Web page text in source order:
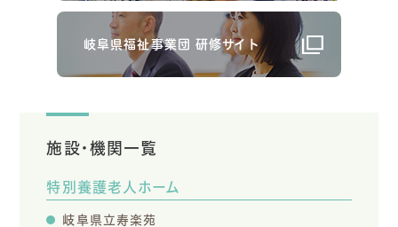
岐阜県福祉事業団 研修サイト
施設・機関一覧
特別養護老人ホーム
岐阜県立寿楽苑